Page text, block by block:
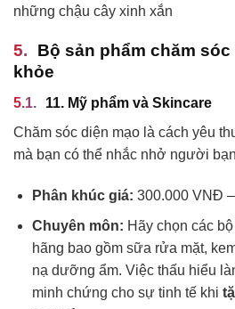
những chậu cây xinh xắn
Bộ sản phẩm chăm
khỏe
11. Mỹ phẩm và Skincare
Chăm sóc diện mạo là cách yêu
mà bạn có thể nhắc nhở người
Phân khúc giá: 300.000 VNĐ
Chuyên môn: Hãy chọn các
hãng bao gồm sữa rửa mặt,
nạ dưỡng ẩm. Việc thấu hiểu
minh chứng cho sự tinh tế khi